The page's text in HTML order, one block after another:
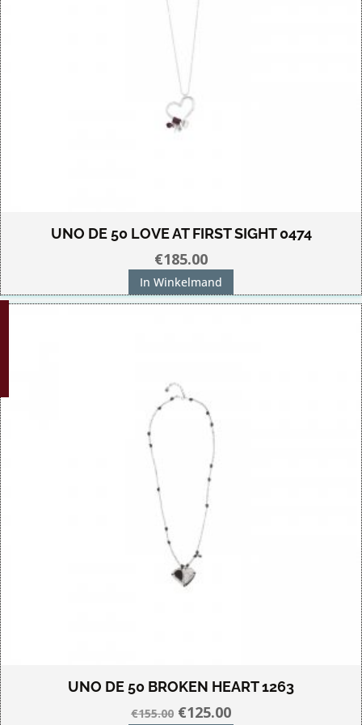
UNO DE 50 LOVE AT FIRST SIGHT 0474
€185.00
In Winkelmand
UNO DE 50 BROKEN HEART 1263
€155.00 Oorspronkelijke
€125.00Huidige